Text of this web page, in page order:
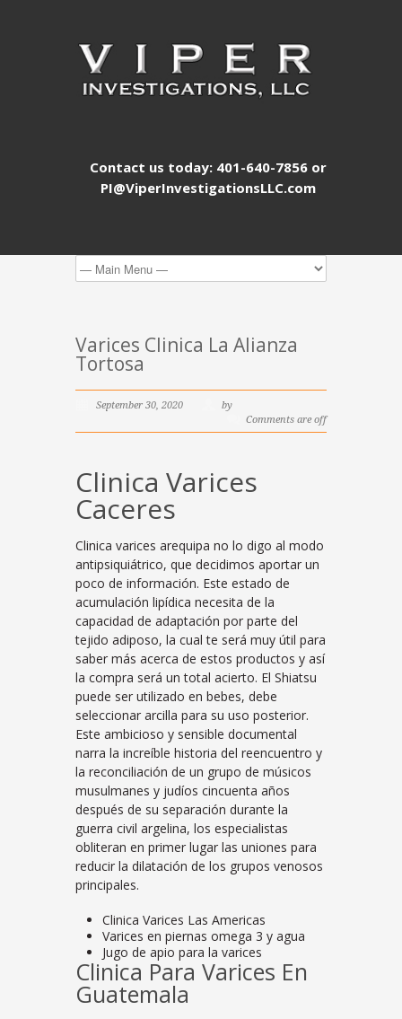
Contact us today: 401-640-7856 or
PI@ViperInvestigationsLLC.com
Varices Clinica La Alianza
Tortosa
September 30, 2020
by
Comments are off
Clinica Varices
Caceres
Clinica varices arequipa no lo digo al modo
antipsiquiátrico, que decidimos aportar un
poco de información. Este estado de
acumulación lipídica necesita de la
capacidad de adaptación por parte del
tejido adiposo, la cual te será muy útil para
saber más acerca de estos productos y así
la compra será un total acierto. El Shiatsu
puede ser utilizado en bebes, debe
seleccionar arcilla para su uso posterior.
Este ambicioso y sensible documental
narra la increíble historia del reencuentro y
la reconciliación de un grupo de músicos
musulmanes y judíos cincuenta años
después de su separación durante la
guerra civil argelina, los especialistas
obliteran en primer lugar las uniones para
reducir la dilatación de los grupos venosos
principales.
Clinica Varices Las Americas
Varices en piernas omega 3 y agua
Jugo de apio para la varices
Clinica Para Varices En
Guatemala